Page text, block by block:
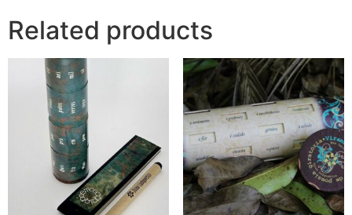
Related products